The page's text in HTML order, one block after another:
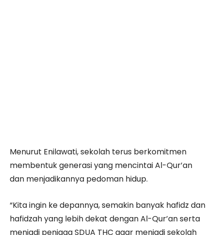
Menurut Enilawati, sekolah terus berkomitmen
membentuk generasi yang mencintai Al-Qur’an
dan menjadikannya pedoman hidup.
“Kita ingin ke depannya, semakin banyak hafidz dan
hafidzah yang lebih dekat dengan Al-Qur’an serta
menjadi penjaga SDUA THC agar menjadi sekolah